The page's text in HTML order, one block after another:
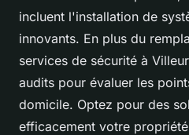
incluent l'installation de
innovants. En plus du
services de sécurité à
audits pour évaluer les
domicile. Optez pour des
efficacement votre